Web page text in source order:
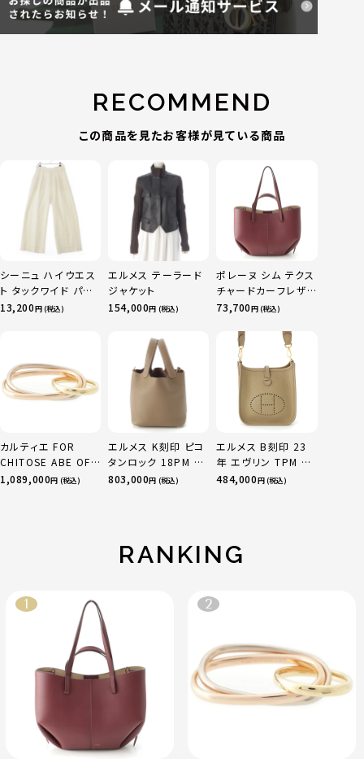
RECOMMEND
この商品を見たお客様が見ている商品
シーニュ ハイウエス
ト タックワイド パン
ツ ボトムス オフホワ
13,200円 (税込)
エルメス テーラード
ジャケット
154,000円 (税込)
ポレーヌ シム テクス
チャードカーフレザ
ー トートバッグ ダー
73,700円 (税込)
カルティエ FOR
CHITOSE ABE OF
sacai サカイ 750
1,089,000円 (税込)
エルメス K刻印 ピコ
タンロック 18PM ト
リヨン ハンドバッグ
803,000円 (税込)
エルメス B刻印 23
年 エヴリン TPM 16
アマゾン トリヨンク
484,000円 (税込)
RANKING